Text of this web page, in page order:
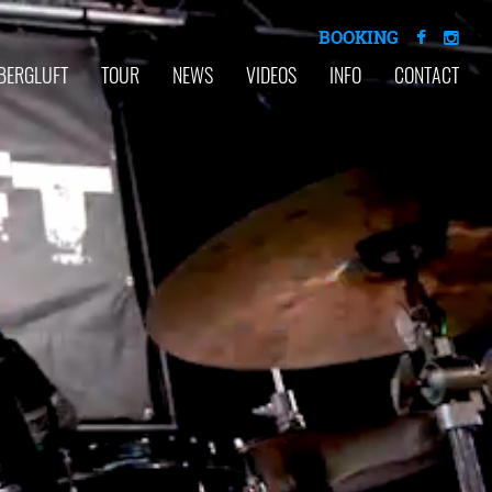
BOOKING
TOUR NEWS VIDEOS INFO CONTACT